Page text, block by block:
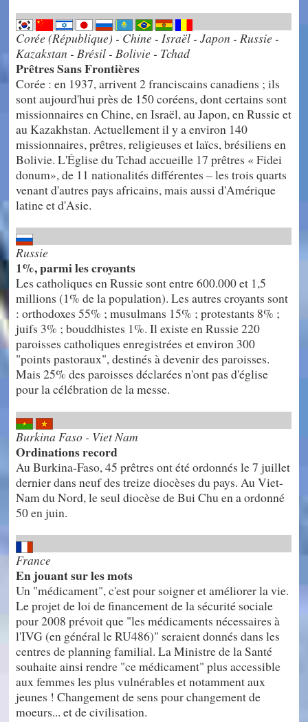
Corée (République) - Chine - Israël - Japon - Russie -
Kazakstan - Brésil - Bolivie - Tchad
Prêtres Sans Frontières
Corée : en 1937, arrivent 2 franciscains canadiens ; ils
sont aujourd'hui près de 150 coréens, dont certains sont
missionnaires en Chine, en Israël, au Japon, en Russie et
au Kazakhstan. Actuellement il y a environ 140
missionnaires, prêtres, religieuses et laïcs, brésiliens en
Bolivie. L'Église du Tchad accueille 17 prêtres « Fidei
donum», de 11 nationalités différentes – les trois quarts
venant d'autres pays africains, mais aussi d'Amérique
latine et d'Asie.
Russie
1%, parmi les croyants
Les catholiques en Russie sont entre 600.000 et 1,5
millions (1% de la population). Les autres croyants sont
: orthodoxes 55% ; musulmans 15% ; protestants 8% ;
juifs 3% ; bouddhistes 1%. Il existe en Russie 220
paroisses catholiques enregistrées et environ 300
"points pastoraux", destinés à devenir des paroisses.
Mais 25% des paroisses déclarées n'ont pas d'église
pour la célébration de la messe.
Burkina Faso - Viet Nam
Ordinations record
Au Burkina-Faso, 45 prêtres ont été ordonnés le 7 juillet
dernier dans neuf des treize diocèses du pays. Au Viet-
Nam du Nord, le seul diocèse de Bui Chu en a ordonné
50 en juin.
France
En jouant sur les mots
Un "médicament", c'est pour soigner et améliorer la vie.
Le projet de loi de financement de la sécurité sociale
pour 2008 prévoit que "les médicaments nécessaires à
l'IVG (en général le RU486)" seraient donnés dans les
centres de planning familial. La Ministre de la Santé
souhaite ainsi rendre "ce médicament" plus accessible
aux femmes les plus vulnérables et notamment aux
jeunes ! Changement de sens pour changement de
moeurs... et de civilisation.